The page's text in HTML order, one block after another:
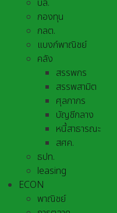
บล.
กองทุน
กลต.
แบงก์พาณิชย์
คลัง
สรรพกร
สรรพสามิต
ศุลกากร
บัญชีกลาง
หนี้สาธารณะ
สศค.
ธปท.
leasing
ECON
พาณิชย์